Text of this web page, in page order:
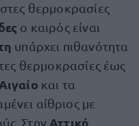
θερμοκρασίες
ο καιρός είναι
υπάρχει πιθανότητα
θερμοκρασίες έως
και τα
αίθριος με
Στην Αττική